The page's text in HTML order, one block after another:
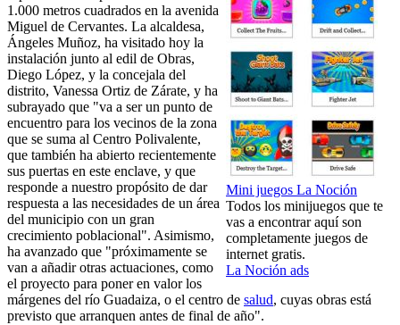
Mini juegos La Noción
Todos los minijuegos que te
vas a encontrar aquí son
completamente juegos de
internet gratis.
La Noción ads
1.000 metros cuadrados en la avenida
Miguel de Cervantes. La alcaldesa,
Ángeles Muñoz, ha visitado hoy la
instalación junto al edil de Obras,
Diego López, y la concejala del
distrito, Vanessa Ortiz de Zárate, y ha
subrayado que "va a ser un punto de
encuentro para los vecinos de la zona
que se suma al Centro Polivalente,
que también ha abierto recientemente
sus puertas en este enclave, y que
responde a nuestro propósito de dar
respuesta a las necesidades de un área
del municipio con un gran
crecimiento poblacional". Asimismo,
ha avanzado que "próximamente se
van a añadir otras actuaciones, como
el proyecto para poner en valor los
márgenes del río Guadaiza, o el centro de salud, cuyas obras está
previsto que arranquen antes de final de año".